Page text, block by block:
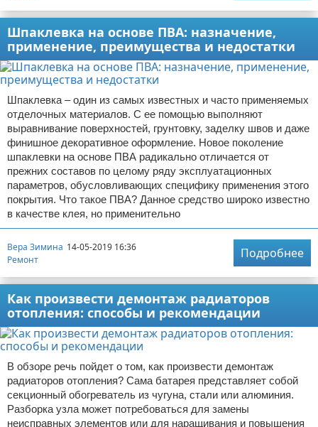
Шпаклевка на основе ПВА: назначение,
применение, преимущества и недостатки
Шпаклевка – один из самых известных и часто применяемых
отделочных материалов. С ее помощью выполняют
выравнивание поверхностей, грунтовку, заделку швов и даже
финишное декоративное оформление. Новое поколение
шпаклевки на основе ПВА радикально отличается от
прежних составов по целому ряду эксплуатационных
параметров, обусловливающих специфику применения этого
покрытия. Что такое ПВА? Данное средство широко известно
в качестве клея, но применительно
Вера Зимина 14-05-2019 16:36
Ремонт
Подробнее
Как произвести демонтаж радиаторов
отопления: способы и рекомендации
В обзоре речь пойдет о том, как произвести демонтаж
радиаторов отопления? Сама батарея представляет собой
секционный обогреватель из чугуна, стали или алюминия.
Разборка узла может потребоваться для замены
неисправных элементов или для наращивания и повышения